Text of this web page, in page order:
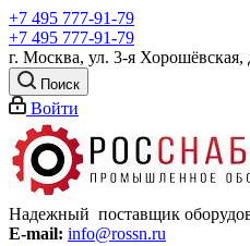
+7 495 777-91-79
+7 495 777-91-79
г. Москва, ул. 3-я Хорошёвская,
Поиск
Войти
Надежный поставщик
E-mail: info@rossn.ru